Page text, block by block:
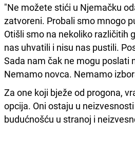
"Ne možete stići u Njemačku
zatvoreni. Probali smo mnogo
Otišli smo na nekoliko različitih
nas uhvatili i nisu nas pustili.
Sada nam čak ne mogu poslati
Nemamo novca. Nemamo
Za one koji bježe od progona,
opcija. Oni ostaju u
budućnošću u stranoj i